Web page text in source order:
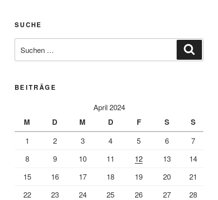
SUCHE
nach:
BEITRÄGE
April 2024
M D M D F S S
1 2 3 4 5 6
7
8
9 10 11 12 13
14
15
16 17 18 19 20
21
22
23 24 25 26 27
28